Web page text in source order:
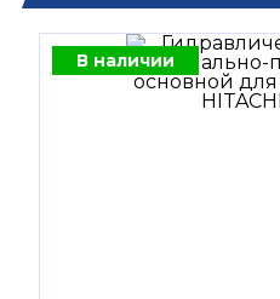
В наличии